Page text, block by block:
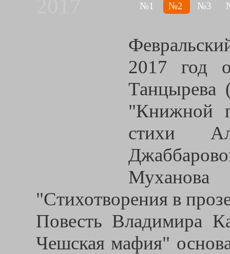
№1 №2 №3
2017 год
Танцырева
"Книжной
стихи
"Стихотворения в
Повесть Владимира
Чешская мафия"